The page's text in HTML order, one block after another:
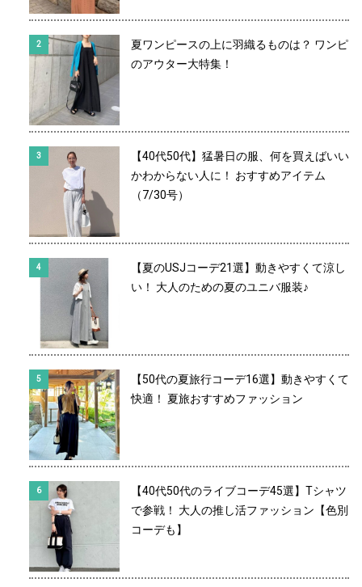
夏ワンピースの上に羽織るものは？ ワンピ
のアウター大特集！
【40代50代】猛暑日の服、何を買えばいい
かわからない人に！ おすすめアイテム
（7/30号）
【夏のUSJコーデ21選】動きやすくて涼し
い！ 大人のための夏のユニバ服装♪
【50代の夏旅行コーデ16選】動きやすくて
快適！ 夏旅おすすめファッション
【40代50代のライブコーデ45選】Tシャツ
で参戦！ 大人の推し活ファッション【色別
コーデも】